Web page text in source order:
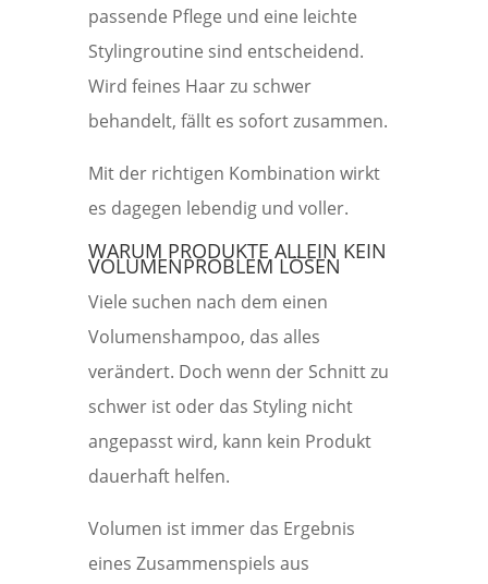
passende Pflege und eine leichte
Stylingroutine sind entscheidend.
Wird feines Haar zu schwer
behandelt, fällt es sofort zusammen.
Mit der richtigen Kombination wirkt
es dagegen lebendig und voller.
WARUM PRODUKTE ALLEIN KEIN
VOLUMENPROBLEM LÖSEN
Viele suchen nach dem einen
Volumenshampoo, das alles
verändert. Doch wenn der Schnitt zu
schwer ist oder das Styling nicht
angepasst wird, kann kein Produkt
dauerhaft helfen.
Volumen ist immer das Ergebnis
eines Zusammenspiels aus